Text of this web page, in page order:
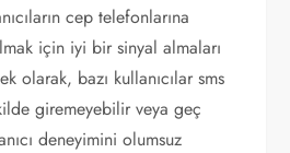
cep telefonlarına
için iyi bir sinyal almaları
olarak, bazı kullanıcılar sms
giremeyebilir veya geç
deneyimini olumsuz